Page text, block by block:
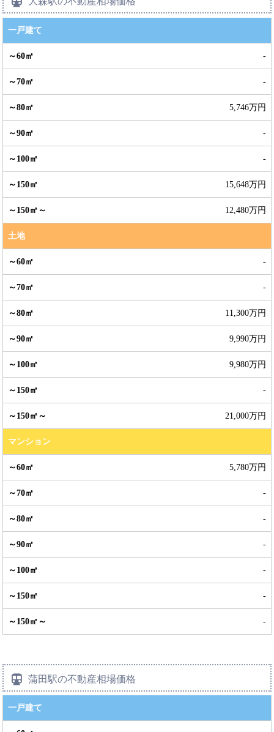
一戸建て
-
-
5,746万円
-
-
15,648万円
12,480万円
土地
-
-
11,300万円
9,990万円
9,980万円
-
21,000万円
マンション
5,780万円
-
-
-
-
-
-
蒲田駅の不動産相場価格
一戸建て